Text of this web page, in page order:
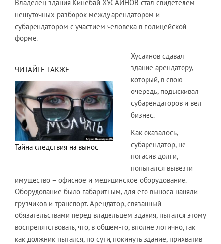
Владелец здания Кинебай ХУСАИНОВ стал свидетелем
нешуточных разборок между арендатором и
субарендатором с участием человека в полицейской
форме.
ЧИТАЙТЕ ТАКЖЕ
Тайна следствия на вынос
Хусаинов сдавал
здание арендатору,
который, в свою
очередь, подыскивал
субарендаторов и вел
бизнес.
Как оказалось,
субарендатор, не
погасив долги,
попытался вывезти
имущество – офисное и медицинское оборудование.
Оборудование было габаритным, для его выноса наняли
грузчиков и транспорт. Арендатор, связанный
обязательствами перед владельцем здания, пытался этому
воспрепятствовать, что, в общем-то, вполне логично, так
как должник пытался, по сути, покинуть здание, прихватив